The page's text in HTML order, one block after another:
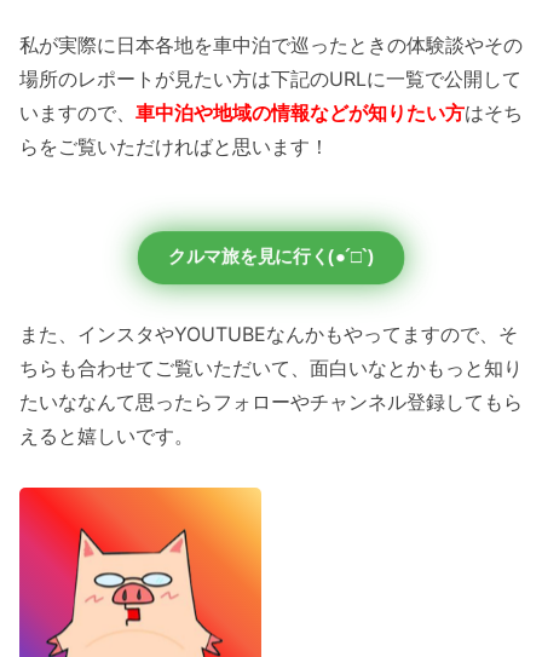
私が実際に日本各地を車中泊で巡ったときの体験談やその
場所のレポートが見たい方は下記のURLに一覧で公開して
いますので、 車中泊や地域の情報などが知りたい方はそち
らをご覧いただければと思います！
クルマ旅を見に行く(●´□`)
また、インスタやYOUTUBEなんかもやってますので、そ
ちらも合わせてご覧いただいて、面白いなとかもっと知り
たいななんて思ったらフォローやチャンネル登録してもら
えると嬉しいです。